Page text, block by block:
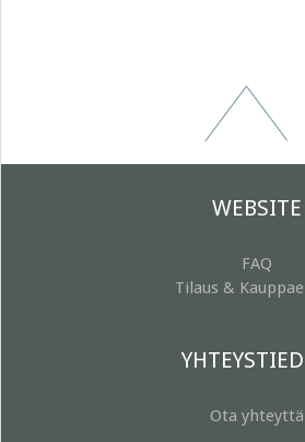
WEBSITE
FAQ
Tilaus &
Ota yhteyttä